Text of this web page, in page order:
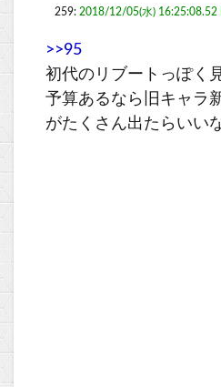
259: 2018/12/05(水) 16:25:08.52
>>95
初代のリブートっぽく
予算あるなら旧キャラ
がたくさん出たらいい